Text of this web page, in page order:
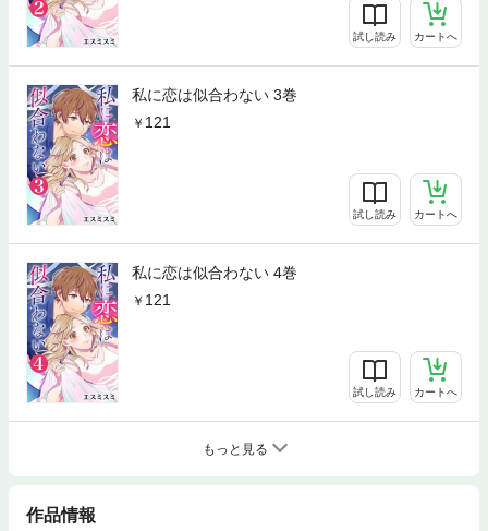
試し読み カートへ
私に恋は似合わない 3巻
121
試し読み カートへ
私に恋は似合わない 4巻
121
試し読み カートへ
もっと見る
作品情報